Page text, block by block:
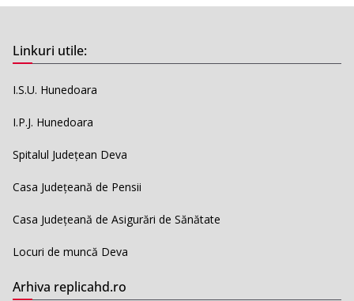
Linkuri utile:
I.S.U. Hunedoara
I.P.J. Hunedoara
Spitalul Județean Deva
Casa Județeană de Pensii
Casa Județeană de Asigurări de Sănătate
Locuri de muncă Deva
Arhiva replicahd.ro